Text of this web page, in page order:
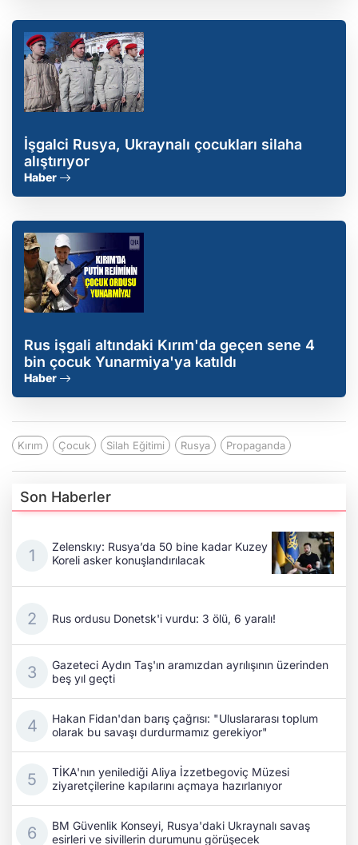
İşgalci Rusya, Ukraynalı çocukları silaha
alıştırıyor
Haber
Rus işgali altındaki Kırım'da geçen sene 4
bin çocuk Yunarmiya'ya katıldı
Haber
Kırım Çocuk Silah Eğitimi Rusya Propaganda
Son Haberler
Zelenskıy: Rusya’da 50 bine kadar Kuzey
Koreli asker konuşlandırılacak
Rus ordusu Donetsk'i vurdu: 3 ölü, 6 yaralı!
Gazeteci Aydın Taş'ın aramızdan ayrılışının üzerinden
beş yıl geçti
Hakan Fidan'dan barış çağrısı: "Uluslararası toplum
olarak bu savaşı durdurmamız gerekiyor"
TİKA'nın yenilediği Aliya İzzetbegoviç Müzesi
ziyaretçilerine kapılarını açmaya hazırlanıyor
BM Güvenlik Konseyi, Rusya'daki Ukraynalı savaş
esirleri ve sivillerin durumunu görüşecek